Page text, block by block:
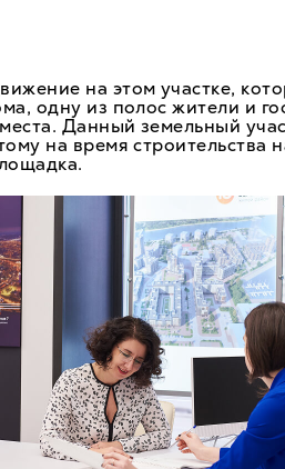
на этом участке,
одну из полос жители и
Данный земельный
на время строительства